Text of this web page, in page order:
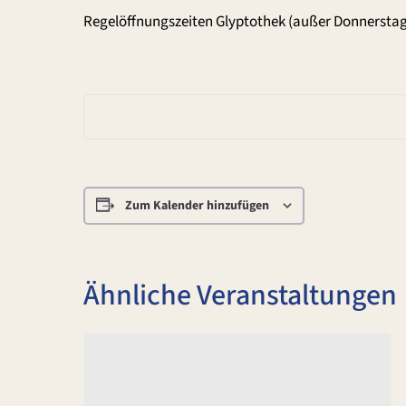
Regelöffnungszeiten Glyptothek (außer
Zum Kalender hinzufügen
Ähnliche Veranstaltungen